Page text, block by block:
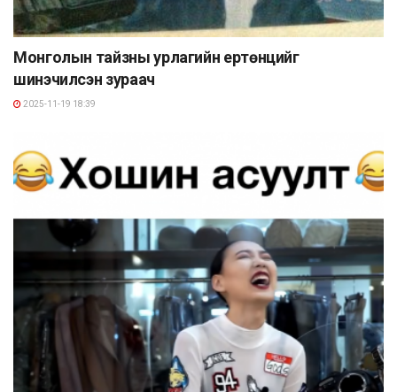
Монголын тайзны урлагийн ертөнцийг
шинэчилсэн зураач
2025-11-19 18:39